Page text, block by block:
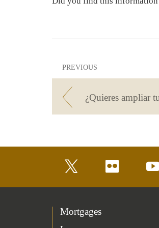
PREVIOUS
flickr
Mortgages